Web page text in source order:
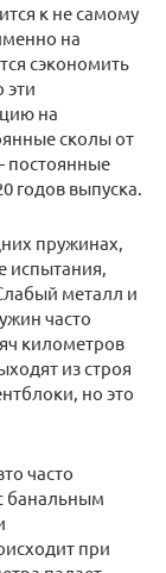
к не самому
на
сэкономить
на
сколы от
постоянные
годов выпуска.
пружинах,
испытания,
металл и
часто
километров
из строя
но это
часто
банальным
при